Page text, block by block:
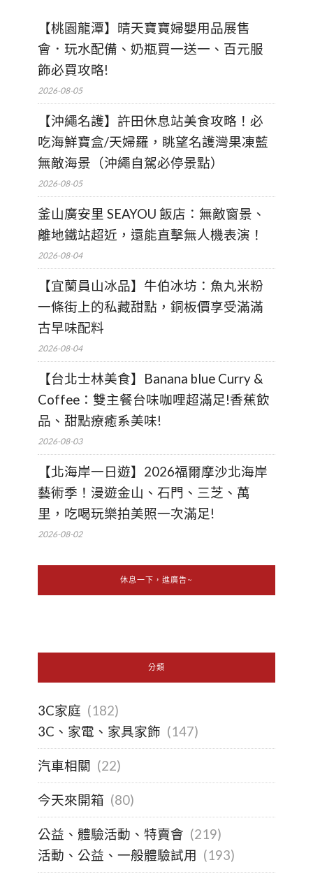
【桃園龍潭】晴天寶寶婦嬰用品展售
會．玩水配備、奶瓶買一送一、百元服
飾必買攻略!
2026-08-05
【沖繩名護】許田休息站美食攻略！必
吃海鮮寶盒/天婦羅，眺望名護灣果凍藍
無敵海景（沖繩自駕必停景點）
2026-08-05
釜山廣安里 SEAYOU 飯店：無敵窗景、
離地鐵站超近，還能直擊無人機表演！
2026-08-04
【宜蘭員山冰品】牛伯冰坊：魚丸米粉
一條街上的私藏甜點，銅板價享受滿滿
古早味配料
2026-08-04
【台北士林美食】Banana blue Curry &
Coffee：雙主餐台味咖哩超滿足!香蕉飲
品、甜點療癒系美味!
2026-08-03
【北海岸一日遊】2026福爾摩沙北海岸
藝術季！漫遊金山、石門、三芝、萬
里，吃喝玩樂拍美照一次滿足!
2026-08-02
休息一下，進廣告~
分類
3C家庭 (182)
3C、家電、家具家飾 (147)
汽車相關 (22)
今天來開箱 (80)
公益、體驗活動、特賣會 (219)
活動、公益、一般體驗試用 (193)